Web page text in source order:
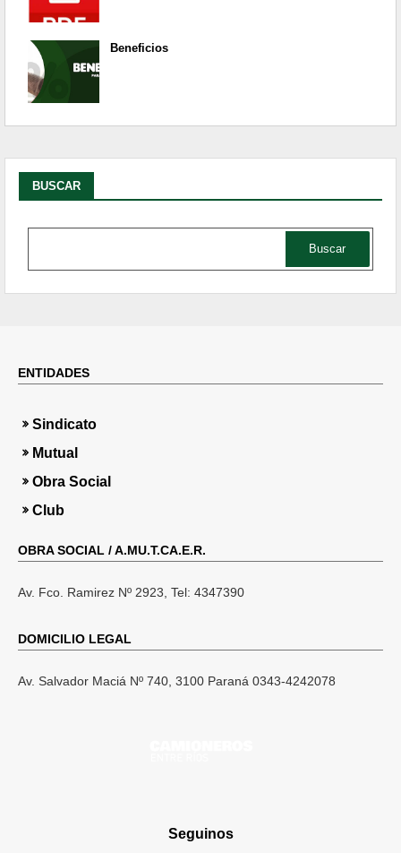
Beneficios
BUSCAR
ENTIDADES
Sindicato
Mutual
Obra Social
Club
OBRA SOCIAL / A.MU.T.CA.E.R.
Av. Fco. Ramirez Nº 2923, Tel: 4347390
DOMICILIO LEGAL
Av. Salvador Maciá Nº 740, 3100 Paraná 0343-4242078
Seguinos